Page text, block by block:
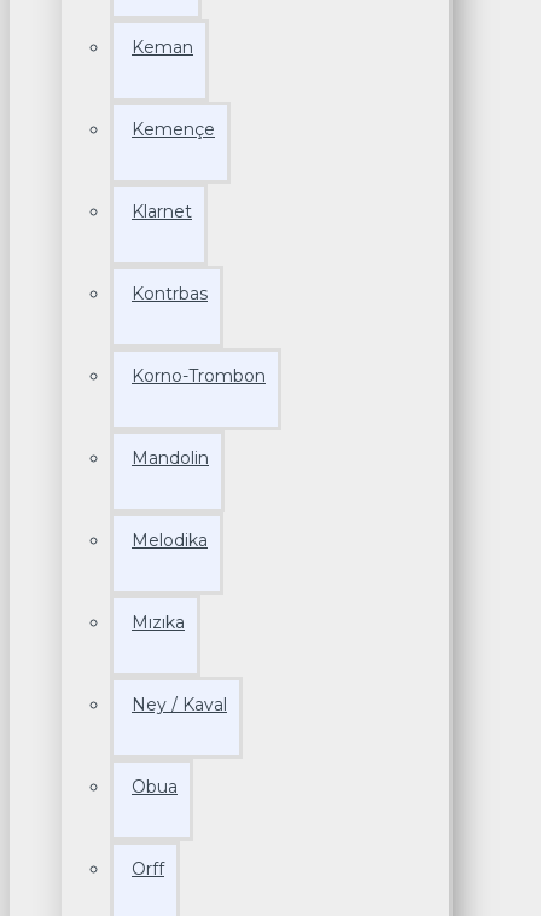
Keman
Kemençe
Klarnet
Kontrbas
Korno-Trombon
Mandolin
Melodika
Mızıka
Ney / Kaval
Obua
Orff